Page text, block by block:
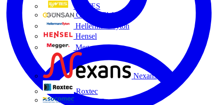
ENTES
Günsan Elektrik
HellermannTyton
Hensel
Megger
Nexans
Roxtec
Socomec